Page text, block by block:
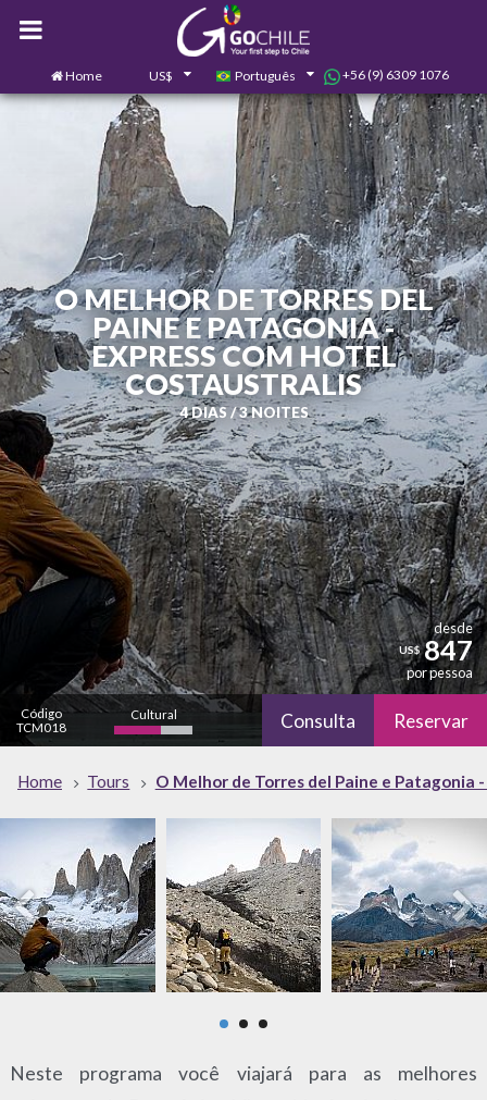
Home US$ Português +56 (9) 6309 1076
Contate-nos 0
O MELHOR DE TORRES DEL
PAINE E PATAGONIA -
EXPRESS COM HOTEL
COSTAUSTRALIS
4 DIAS / 3 NOITES
desde
US$ 847
por pessoa
Código
TCM018
Cultural Consulta Reservar
Home Tours O Melhor de Torres del Paine e Patagonia
Neste programa você viajará para as melhores